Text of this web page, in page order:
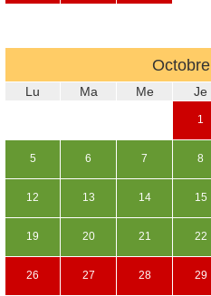
Octobre
Lu Ma Me Je
1
5 6 7 8
12 13 14 15
19 20 21 22
26 27 28 29